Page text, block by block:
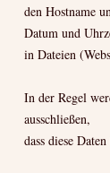
den Hostname
Datum und
in Dateien
In der Regel
ausschließen,
dass diese